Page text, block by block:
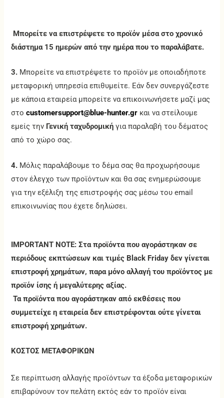
Μπορείτε να επιστρέψετε το προϊόν μέσα στο χρονικό
διάστημα 15 ημερών από την ημέρα που το παραλάβατε.
3. Μπορείτε να επιστρέψετε το προϊόν με οποιαδήποτε
μεταφορική υπηρεσία επιθυμείτε. Εάν δεν συνεργάζεστε
με κάποια εταιρεία μπορείτε να επικοινωνήσετε μαζί μας
στοcustomersupport@blue-hunter.gr και να στείλουμε
εμείς την Γενική ταχυδρομική για παραλαβή του δέματος
από το χώρο σας.
4. Μόλις παραλάβουμε το δέμα σας θα προχωρήσουμε
στον έλεγχο των προϊόντων και θα σας ενημερώσουμε
για την εξέλιξη της επιστροφής σας μέσω του email
επικοινωνίας που έχετε δηλώσει.
IMPORTANT NOTE: Στα προϊόντα που αγοράστηκαν σε
περιόδους εκπτώσεων και τιμές Black Friday δεν γίνεται
επιστροφή χρημάτων, παρα μόνο αλλαγή του προϊόντος με
προϊόν ίσης ή μεγαλύτερης αξίας.
Τα προϊόντα που αγοράστηκαν από εκθέσεις που
συμμετείχε η εταιρεία δεν επιστρέφονται ούτε γίνεται
επιστροφή χρημάτων.
ΚΟΣΤΟΣ ΜΕΤΑΦΟΡΙΚΩΝ
Σε περίπτωση αλλαγής προϊόντων τα έξοδα μεταφορικών
επιβαρύνουν τον πελάτη εκτός εάν το προϊόν είναι